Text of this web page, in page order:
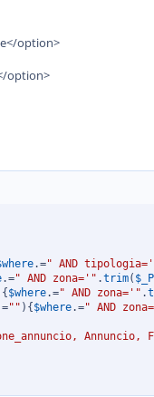
option>
option>
.=" AND
.=" AND zona='" .trim(
{ $where.=" AND zona='" .
"" ) { $where.=" AND
Annuncio,